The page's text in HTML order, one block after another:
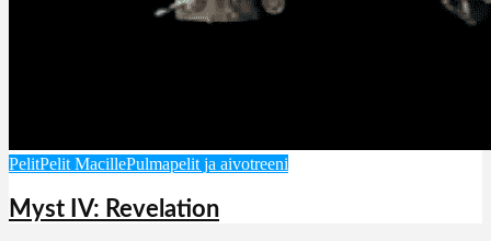
PelitPelit MacillePulmapelit ja aivotreeni
Myst IV: Revelation